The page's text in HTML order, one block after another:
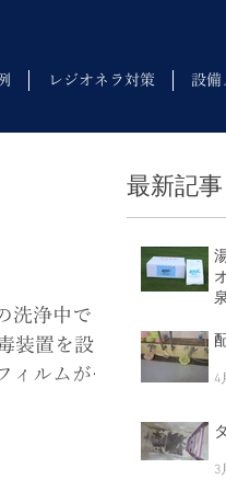
レジオネラ対策 設備
洗浄中で
装置を設置
ィルムが発
最新記事
5
4
3